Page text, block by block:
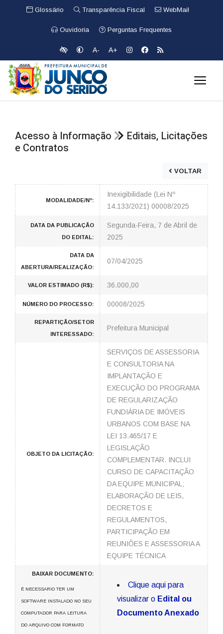
Glossário Transparência Fiscal WebMail
Ouvidoria Perguntas Frequentes
A- A+
Acesso à Informação
Editais, Licitações
e Contratos
VOLTAR
MODALIDADE/Nº:
Inexigibilidade (Lei Nº
14.133/2021) 00008/2025
DATA DA PUBLICAÇÃO
DO EDITAL:
Segunda-Feira, 7 de Abril de
2025
DATA DA
ABERTURA/REALIZAÇÃO:
07/04/2025
VALOR ESTIMADO (R$): 36.000,00
NÚMERO DO PROCESSO: 00008/2025
REPARTIÇÃO/SETOR
INTERESSADO:
Prefeitura Municipal
OBJETO DA LICITAÇÃO:
SERVIÇOS DE ASSESSORIA
E CONSULTORIA NA
IMPLANTAÇÃO E
EXECUÇÃO DO PROGRAMA
DE REGULARIZAÇÃO
FUNDIÁRIA DE IMÓVEIS
URBANOS COM BASE NA
LEI 13.465/17 E
LEGISLAÇÃO
COMPLEMENTAR. INCLUI
CURSO DE CAPACITAÇÃO
DA EQUIPE MUNICIPAL;
ELABORAÇÃO DE LEIS,
DECRETOS E
REGULAMENTOS,
PARTICIPAÇÃO EM
REUNIÕES E ASSESSORIA A
EQUIPE TÉCNICA
BAIXAR DOCUMENTO:
É NECESSARIO TER UM
SOFTWARE INSTALADO NO SEU
COMPUTADOR PARA LEITURA
DO ARQUIVO COM FORMATO
Clique aqui para
visualizar o Edital ou
Documento Anexado